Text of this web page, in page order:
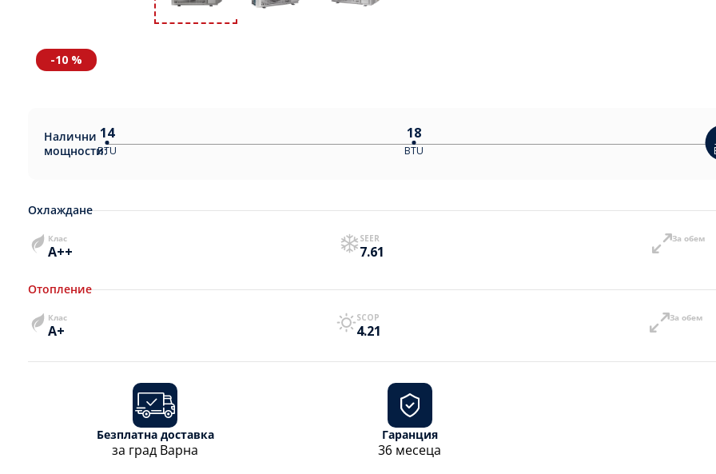
-10 %
Налични
мощности:
14
BTU
18
BTU
Охлаждане
Клас
A++
SEER
7.61
За обем
Отопление
Клас
A+
SCOP
4.21
За обем
Безплатна доставка
за град Варна
Гаранция
36 месеца